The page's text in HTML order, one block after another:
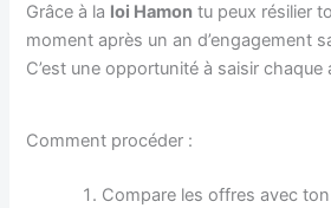
Grâce à la loi Hamon tu peux résilier
moment après un an d’engagement
C’est une opportunité à saisir chaque
Comment procéder :
Compare les offres avec